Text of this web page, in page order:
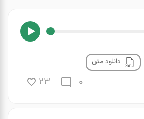
دانلود متن
0
23